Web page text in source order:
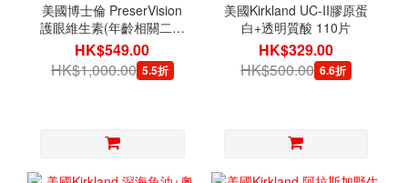
美國博士倫 PreserVision
護眼維生素(年齡相關二代
配方) 210粒軟膠囊
HK$549.00
HK$1,000.00 5.5折
美國Kirkland UC-II膠原蛋
白+透明質酸 110片
HK$329.00
HK$500.00 6.6折